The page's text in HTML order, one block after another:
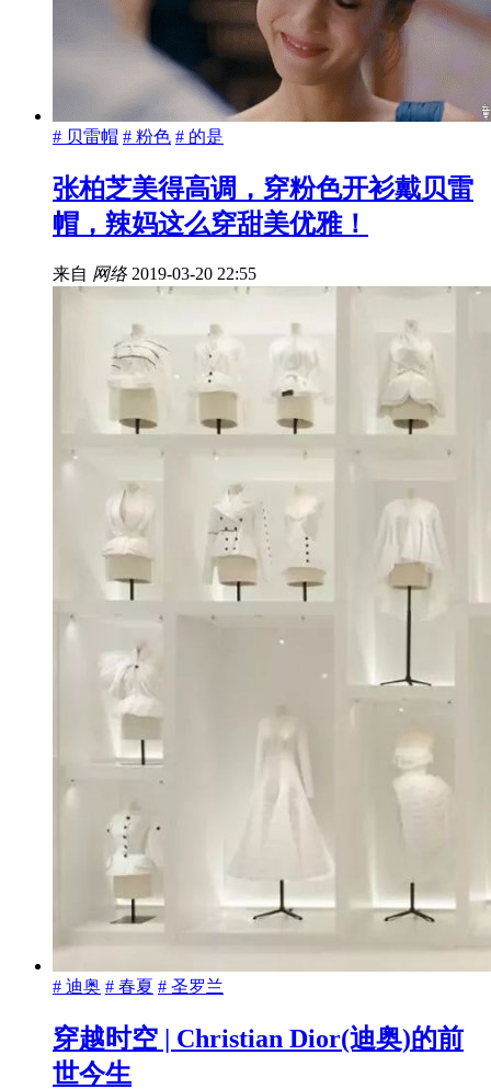
# 贝雷帽 # 粉色 # 的是
张柏芝美得高调，穿粉色开衫戴贝雷
帽，辣妈这么穿甜美优雅！
来自 网络 2019-03-20 22:55
# 迪奥 # 春夏 # 圣罗兰
穿越时空 | Christian Dior(迪奥)的前
世今生